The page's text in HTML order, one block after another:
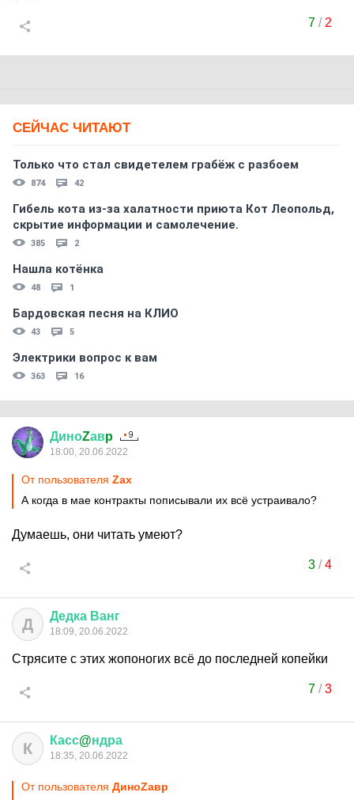
7/ 2
СЕЙЧАС ЧИТАЮТ
Только что стал свидетелем грабёж с разбоем
874 42
Гибель кота из-за халатности приюта Кот Леопольд,
скрытиe информации и самолечение.
385 2
Нашла котёнка
48 1
Бардовская песня на КЛИО
43 5
Электрики вопрос к вам
363 16
ДиноZавp
18:00, 20.06.2022
От пользователя Zax
А когда в мае контракты пописывали их всё устраивало?
Думаешь, они читать умеют?
3/4
Д Дедка Ванг
18:09, 20.06.2022
Стрясите с этих жопоногих всё до последней копейки
7/3
К Касс@ндра
18:35, 20.06.2022
От пользователя ДиноZавp